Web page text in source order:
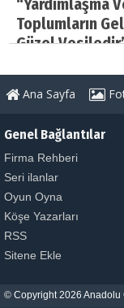
“Yardımlaşma
Toplumların
Güzel
Ana Sayfa
Genel Bağlantılar
Firma Rehberi
Seri ilanlar
Oyun Oyna
Köşe Yazarları
RSS
Sitene Ekle
© Copyright 2026 Anadolu